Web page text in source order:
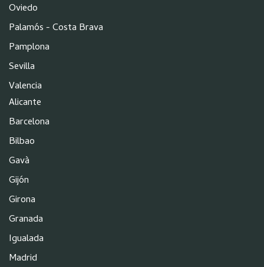
Oviedo
Palamós - Costa Brava
Pamplona
Sevilla
Valencia
Alicante
Barcelona
Bilbao
Gavà
Gijón
Girona
Granada
Igualada
Madrid